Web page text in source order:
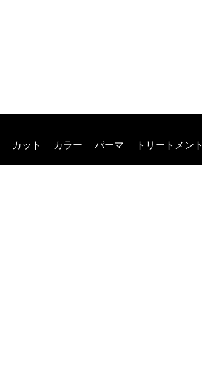
カット カラー パーマ トリートメント